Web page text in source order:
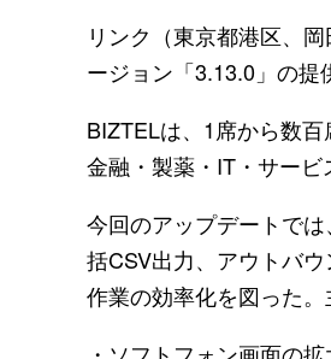
リンク（東京都港区、
ージョン「3.13.0」の提
BIZTELは、1席から数
金融・製薬・IT・サービ
今回のアップデートで
括CSV出力、アウトバ
作業の効率化を図った。